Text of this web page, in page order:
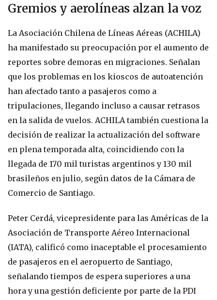
Gremios y aerolíneas alzan la voz
La Asociación Chilena de Líneas Aéreas (ACHILA)
ha manifestado su preocupación por el aumento de
reportes sobre demoras en migraciones. Señalan
que los problemas en los kioscos de autoatención
han afectado tanto a pasajeros como a
tripulaciones, llegando incluso a causar retrasos
en la salida de vuelos. ACHILA también cuestiona la
decisión de realizar la actualización del software
en plena temporada alta, coincidiendo con la
llegada de 170 mil turistas argentinos y 130 mil
brasileños en julio, según datos de la Cámara de
Comercio de Santiago.
Peter Cerdá, vicepresidente para las Américas de la
Asociación de Transporte Aéreo Internacional
(IATA), calificó como inaceptable el procesamiento
de pasajeros en el aeropuerto de Santiago,
señalando tiempos de espera superiores a una
hora y una gestión deficiente por parte de la PDI